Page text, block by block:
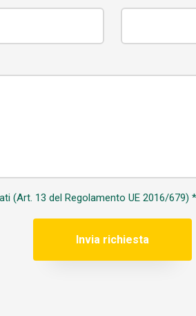
(Art. 13 del Regolamento UE 2016/679) *
Invia richiesta